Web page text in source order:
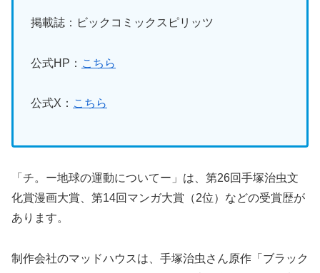
掲載誌：ビックコミックスピリッツ
公式HP： こちら
公式X： こちら
「チ。ー地球の運動についてー」は、第26回手塚治虫文
化賞漫画大賞、第14回マンガ大賞（2位）などの受賞歴が
あります。
制作会社のマッドハウスは、手塚治虫さん原作「ブラック